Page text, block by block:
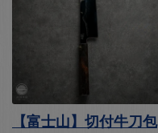
【富士山】切付牛刀包